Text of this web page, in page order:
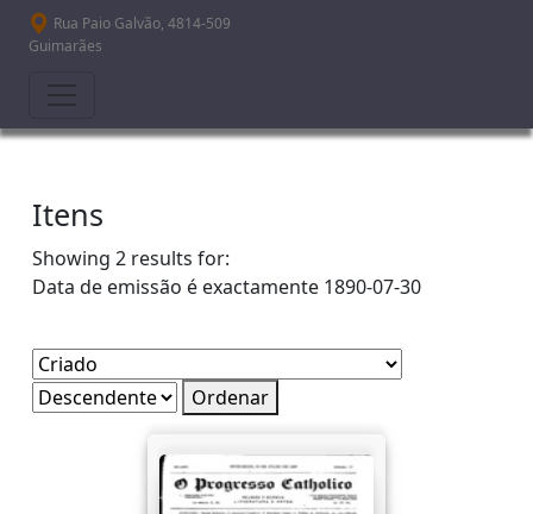
Passar para o conteúdo principal
Rua Paio Galvão, 4814-509
Guimarães
Itens
Showing 2 results for:
Data de emissão é exactamente 1890-07-30
Ordenar